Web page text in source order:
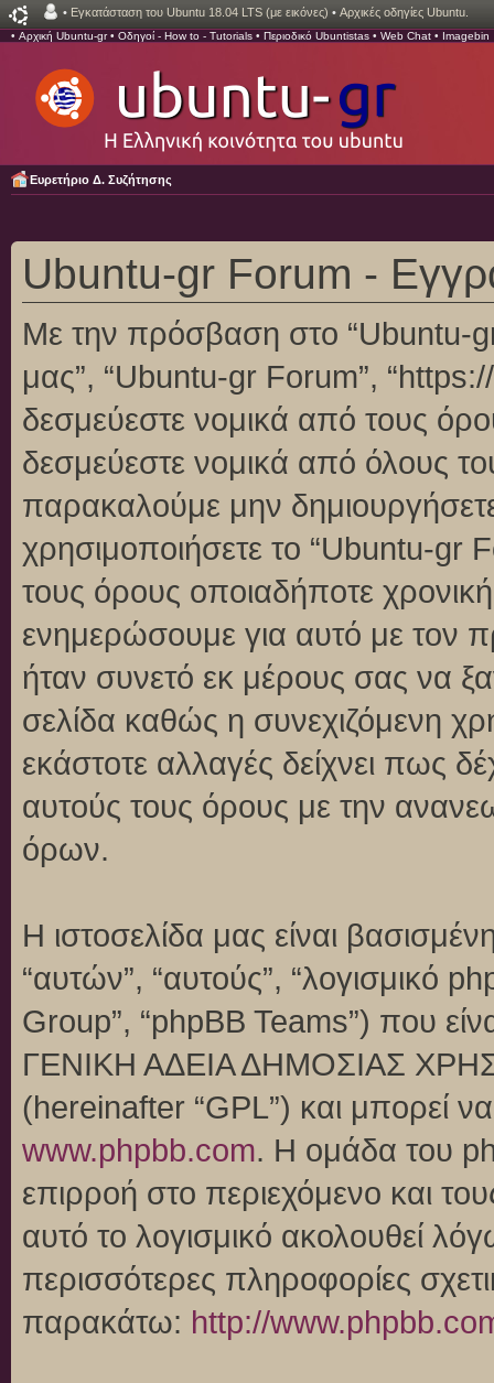
• Εγκατάσταση του Ubuntu 18.04 LTS (με εικόνες) • Αρχικές οδηγίες Ubuntu.
• Αρχική Ubuntu-gr• Οδηγοί - How to - Tutorials • Περιοδικό Ubuntistas • Web Chat • Imagebin
Ευρετήριο Δ. Συζήτησης
Ubuntu-gr Forum -
Με την πρόσβαση στο “Ubuntu-gr
μας”, “Ubuntu-gr Forum”,
δεσμεύεστε νομικά από τους
δεσμεύεστε νομικά από όλους
παρακαλούμε μην
χρησιμοποιήσετε το “Ubuntu-gr
τους όρους οποιαδήποτε
ενημερώσουμε για αυτό με τον
ήταν συνετό εκ μέρους σας να
σελίδα καθώς η συνεχιζόμενη
εκάστοτε αλλαγές δείχνει πως
αυτούς τους όρους με την
όρων.
Η ιστοσελίδα μας είναι
“αυτών”, “αυτούς”, “λογισμικό
Group”, “phpBB Teams”) που
ΓΕΝΙΚΗ ΑΔΕΙΑ ΔΗΜΟΣΙΑΣ
(hereinafter “GPL”) και μπορεί
www.phpbb.com. Η ομάδα του
επιρροή στο περιεχόμενο και
αυτό το λογισμικό ακολουθεί
περισσότερες πληροφορίες
παρακάτω: http://